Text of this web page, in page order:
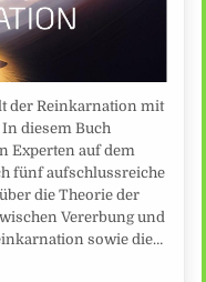
der Reinkarnation mit
diesem Buch
Experten auf dem
fünf aufschlussreiche
die Theorie der
Vererbung und
sowie die…